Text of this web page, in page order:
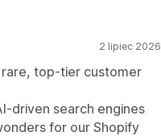
2 lipiec 2026
top-tier customer
driven search engines
for our Shopify